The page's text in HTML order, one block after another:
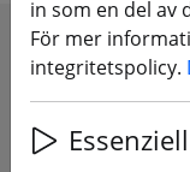
in som en del av
För mer
integritetspolicy.
Essenziell